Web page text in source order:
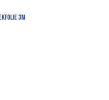
3m